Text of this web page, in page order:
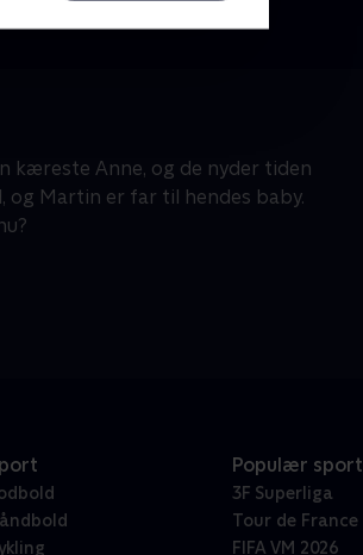
kæreste Anne, og de nyder tiden
og Martin er far til hendes baby.
Populær sport
3F Superliga
Tour de France
FIFA VM 2026